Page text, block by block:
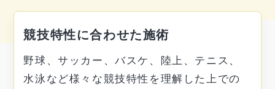
競技特性に合わせた施術
野球、サッカー、バスケ、陸上、テニス、
水泳など様々な競技特性を理解した上での